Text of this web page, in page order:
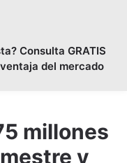
Consulta GRATIS
del mercado
millones
y